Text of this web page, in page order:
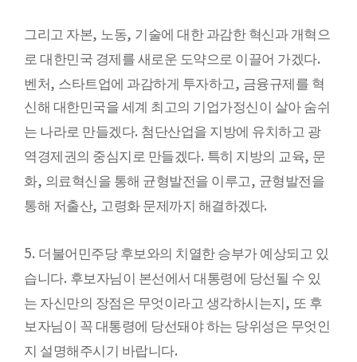
그리고 자본, 노동, 기술에 대한 과감한 혁신과 개혁으
로 대한민국 경제를 새로운 도약으로 이끌어 가겠다.
벤처, 스타트업에 과감하게 투자하고, 금융규제를 혁
신해 대한민국을 세계 최고의 기업가정신이 살아 숨쉬
는 나라로 만들겠다. 첨단산업을 지방에 유치하고 광
역경제권의 중심지로 만들겠다. 특히 지방의 교육, 문
화, 의료혁신을 통해 균형발전을 이루고, 균형발전을
통해 저출산, 고령화 문제까지 해결하겠다.
5. 더불어민주당 후보와의 치열한 승부가 예상되고 있
습니다. 후보자님이 본선에서 대통령에 당선될 수 있
는 자신만의 장점은 무엇이라고 생각하시는지 , 또 후
보자님이 꼭 대통령에 당선돼야 하는 당위성은 무엇인
지 설명해주시기 바랍니다.